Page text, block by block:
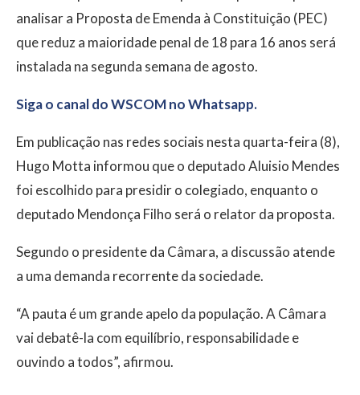
analisar a Proposta de Emenda à Constituição (PEC)
que reduz a maioridade penal de 18 para 16 anos será
instalada na segunda semana de agosto.
Siga o canal do WSCOM no Whatsapp.
Em publicação nas redes sociais nesta quarta-feira (8),
Hugo Motta informou que o deputado Aluisio Mendes
foi escolhido para presidir o colegiado, enquanto o
deputado Mendonça Filho será o relator da proposta.
Segundo o presidente da Câmara, a discussão atende
a uma demanda recorrente da sociedade.
“A pauta é um grande apelo da população. A Câmara
vai debatê-la com equilíbrio, responsabilidade e
ouvindo a todos”, afirmou.